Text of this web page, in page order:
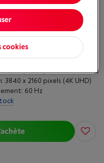
27 " (68 cm)
3840 x 2160 pixels (4K UHD)
60 Hz
cookies